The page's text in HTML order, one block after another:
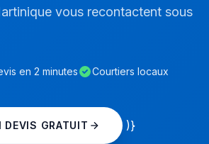
vous recontactent sous
en 2 minutes Courtiers locaux
DEVIS GRATUIT )}